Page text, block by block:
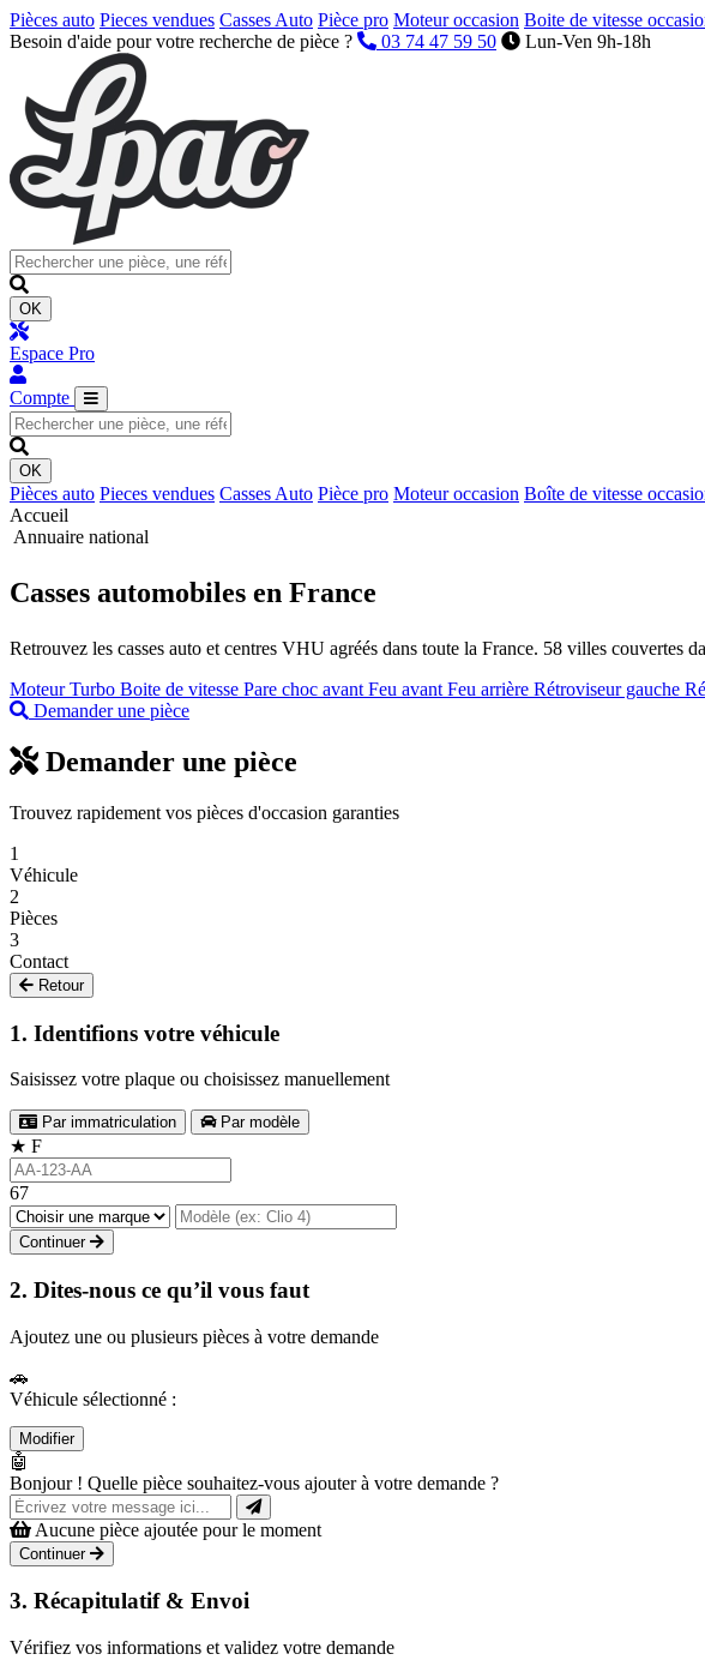
Pièces auto Pieces vendues Casses Auto Pièce pro Moteur occasion Boite de vitesse
Besoin d'aide pour votre recherche de pièce ?
03 74 47 59 50 Lun-Ven 9h-18h
OK
Espace Pro
Compte
OK
Pièces auto Pieces vendues Casses Auto Pièce pro Moteur occasion Boîte de vitesse
Accueil
Annuaire national
Casses automobiles en France
Retrouvez les casses auto et centres VHU agréés dans toute la France. 58 villes
MoteurTurbo Boite de vitesse Pare choc avant Feu avant Feu arrière Rétroviseur gauche
Demander une pièce
Demander une pièce
Trouvez rapidement vos pièces d'occasion garanties
1
Véhicule
2
Pièces
3
Contact
Retour
1. Identifions votre véhicule
Saisissez votre plaque ou choisissez manuellement
Par immatriculation Par modèle
★ F
67
Continuer
2. Dites-nous ce qu’il vous faut
Ajoutez une ou plusieurs pièces à votre demande
🚗
Véhicule sélectionné :
Modifier
🤖
Bonjour ! Quelle pièce souhaitez-vous ajouter à votre demande ?
Aucune pièce ajoutée pour le moment
Continuer
3. Récapitulatif & Envoi
Vérifiez vos informations et validez votre demande